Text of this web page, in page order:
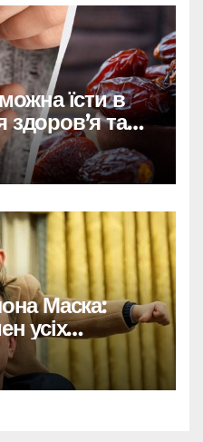
їсти в
та
Маска:
усіх